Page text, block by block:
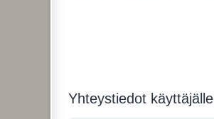
Yhteystiedot käyttäjälle